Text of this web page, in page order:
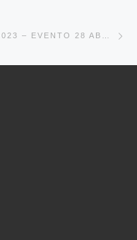
V̧AGOS NA ROTA DA SEGURANÇA 2023 – EVENTO 28 ABRIL